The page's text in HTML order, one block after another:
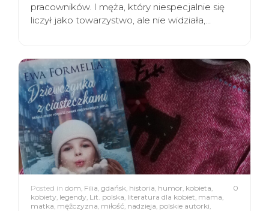
pracowników. I męża, który niespecjalnie się
liczył jako towarzystwo, ale nie widziała,…
0
Posted in dom, Filia, gdańsk, historia, humor, kobieta,
kobiety, legendy, Lit. polska, literatura dla kobiet, mama,
matka, mężczyzna, miłość, nadzieja, polskie autorki,